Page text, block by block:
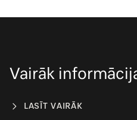
Vairāk
LASĪT VAIRĀK